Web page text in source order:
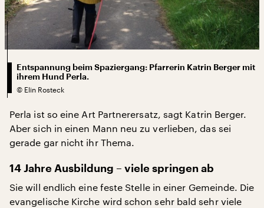
Entspannung beim Spaziergang: Pfarrerin Katrin Berger mit
ihrem Hund Perla.
© Elin Rosteck
Perla ist so eine Art Partnerersatz, sagt Katrin Berger.
Aber sich in einen Mann neu zu verlieben, das sei
gerade gar nicht ihr Thema.
14 Jahre Ausbildung – viele springen ab
Sie will endlich eine feste Stelle in einer Gemeinde. Die
evangelische Kirche wird schon sehr bald sehr viele